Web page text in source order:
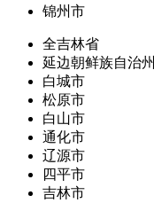
锦州市
全吉林省
延边朝鲜族自治州
白城市
松原市
白山市
通化市
辽源市
四平市
吉林市